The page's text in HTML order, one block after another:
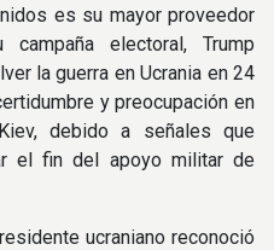
es su mayor proveedor
electoral, Trump
la guerra en Ucrania en 24
y preocupación en
debido a señales que
el fin del apoyo militar de
ucraniano reconoció